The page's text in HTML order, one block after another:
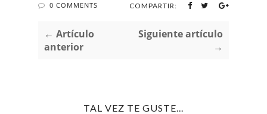
0 COMMENTS COMPARTIR:
← Artículo
anterior
Siguiente artículo
→
TAL VEZ TE GUSTE...